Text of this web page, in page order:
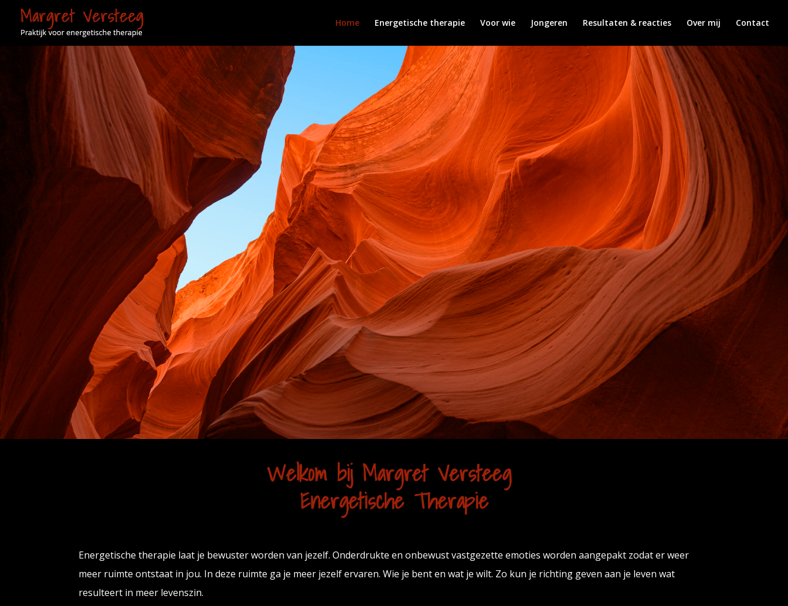
Home Energetische therapie Voor wie Jongeren Resultaten & reacties Over mij Contact
Welkom bij Margret Versteeg
Energetische Therapie
Energetische therapie laat je bewuster worden van jezelf. Onderdrukte en onbewust vastgezette emoties worden aangepakt zodat er weer
meer ruimte ontstaat in jou. In deze ruimte ga je meer jezelf ervaren. Wie je bent en wat je wilt. Zo kun je richting geven aan je leven wat
resulteert in meer levenszin.